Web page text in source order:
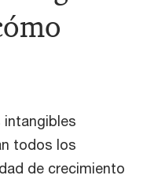
todos los
de crecimiento